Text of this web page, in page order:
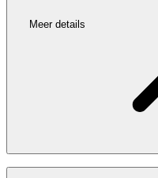
Meer details